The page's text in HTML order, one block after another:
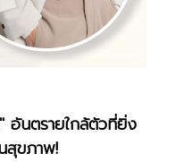
อันตรายใกล้ตัวที่ยิ่ง
ขภาพ!